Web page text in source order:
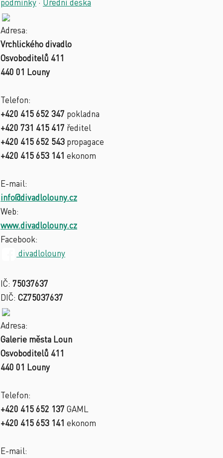
Adresa:
Vrchlického divadlo
Osvoboditelů 411
440 01 Louny
Telefon:
+420 415 652 347 pokladna
+420 731 415 417 ředitel
+420 415 652 543 propagace
+420 415 653 141 ekonom
E-mail:
info@divadlolouny.cz
Web:
www.divadlolouny.cz
Facebook:
divadlolouny
IČ: 75037637
DIČ: CZ75037637
Adresa:
Galerie města Loun
Osvoboditelů 411
440 01 Louny
Telefon:
+420 415 652 137 GAML
+420 415 653 141 ekonom
E-mail: